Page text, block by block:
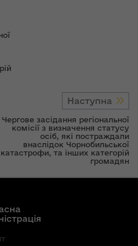
Наступна
Чергове засідання регіональної
комісії з визначення статусу
осіб, які постраждали
внаслідок Чорнобильської
катастрофи, та інших категорій
громадян